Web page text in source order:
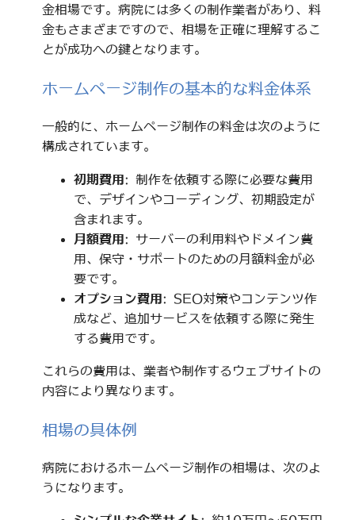
金相場です。病院には多くの制作業者があり、料
金もさまざまですので、相場を正確に理解するこ
とが成功への鍵となります。
ホームページ制作の基本的な料金体系
一般的に、ホームページ制作の料金は次のように
構成されています。
初期費用: 制作を依頼する際に必要な費用
で、デザインやコーディング、初期設定が
含まれます。
月額費用: サーバーの利用料やドメイン費
用、保守・サポートのための月額料金が必
要です。
オプション費用: SEO対策やコンテンツ作
成など、追加サービスを依頼する際に発生
する費用です。
これらの費用は、業者や制作するウェブサイトの
内容により異なります。
相場の具体例
病院におけるホームページ制作の相場は、次のよ
うになります。